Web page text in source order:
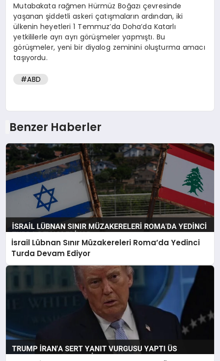
Mutabakata rağmen Hürmüz Boğazı çevresinde
yaşanan şiddetli askeri çatışmaların ardından, iki
ülkenin heyetleri 1 Temmuz’da Doha’da Katarlı
yetkililerle ayrı ayrı görüşmeler yapmıştı. Bu
görüşmeler, yeni bir diyalog zeminini oluşturma amacı
taşıyordu.
#ABD
Benzer Haberler
İsrail Lübnan Sınır Müzakereleri Roma’da Yedinci
Turda Devam Ediyor